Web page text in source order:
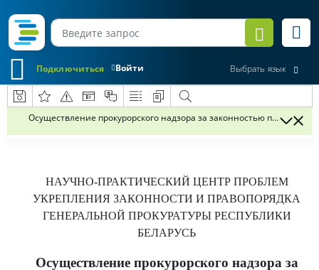
Войти
Подключиться Выбрать язык
Осуществление прокурорского надзора за законностью
НАУЧНО-ПРАКТИЧЕСКИЙ ЦЕНТР ПРОБЛЕМ
УКРЕПЛЕНИЯ ЗАКОННОСТИ И ПРАВОПОРЯДКА
ГЕНЕРАЛЬНОЙ ПРОКУРАТУРЫ РЕСПУБЛИКИ
БЕЛАРУСЬ
Осуществление прокурорского надзора за